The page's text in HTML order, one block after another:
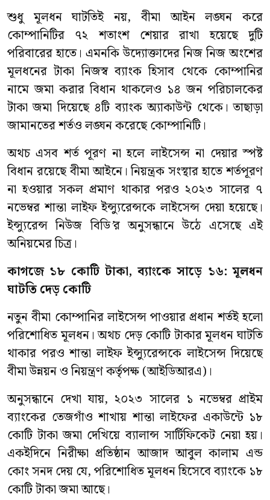
শুধু মূলধন ঘাটতিই নয়, বীমা আইন লঙ্ঘন করে
কোম্পানিটির ৭২ শতাংশ শেয়ার রাখা হয়েছে দুটি
পরিবারের হাতে। এমনকি উদ্যোক্তাদের নিজ নিজ অংশের
মূলধনের টাকা নিজস্ব ব্যাংক হিসাব থেকে কোম্পানির
নামে জমা করার বিধান থাকলেও ১৪ জন পরিচালকের
টাকা জমা দিয়েছে ৪টি ব্যাংক অ্যাকাউন্ট থেকে। তাছাড়া
জামানতের শর্তও লঙ্ঘন করেছে কোম্পানিটি।
অথচ এসব শর্ত পূরণ না হলে লাইসেন্স না দেয়ার স্পষ্ট
বিধান রয়েছে বীমা আইনে। নিয়ন্ত্রক সংস্থার হাতে শর্তপূরণ
না হওয়ার সকল প্রমাণ থাকার পরও ২০২৩ সালের ৭
নভেম্বর শান্তা লাইফ ইন্স্যুরেন্সকে লাইসেন্স দেয়া হয়েছে।
ইন্স্যুরেন্স নিউজ বিডি’র অনুসন্ধানে উঠে এসেছে এই
অনিয়মের চিত্র।
কাগজে ১৮ কোটিটাকা,ব্যাংকে সাড়ে ১৬:মূলধন
ঘাটতিদেড় কোটি
নতুন বীমা কোম্পানির লাইসেন্স পাওয়ার প্রধান শর্তই হলো
পরিশোধিত মূলধন। অথচ দেড় কোটি টাকার মূলধন ঘাটতি
থাকার পরও শান্তা লাইফ ইন্স্যুরেন্সকে লাইসেন্স দিয়েছে
বীমা উন্নয়ন ও নিয়ন্ত্রণ কর্তৃপক্ষ (আইডিআরএ)।
অনুসন্ধানে দেখা যায়, ২০২৩ সালের ১ নভেম্বর প্রাইম
ব্যাংকের তেজগাঁও শাখায় শান্তা লাইফের একাউন্টে ১৮
কোটি টাকা জমা দেখিয়ে ব্যালান্স সার্টিফিকেট নেয়া হয়।
একইদিনে নিরীক্ষা প্রতিষ্ঠান আজাদ আবুল কালাম এন্ড
কোং সনদ দেয় যে, পরিশোধিত মূলধন হিসেবে ব্যাংকে ১৮
কোটি টাকা জমা আছে।